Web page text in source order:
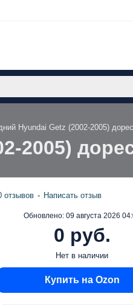
Hyundai Getz (2002-2005)
2005)
Обновлено: 09 августа 2026
Нет в наличии
отзывов - Написать отзыв
0 руб.
Купить на Ozon